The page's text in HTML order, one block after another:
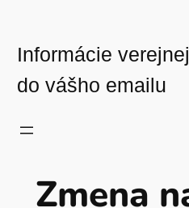
Informácie
do vášho emailu
Zmena